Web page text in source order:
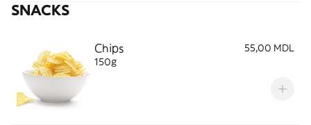
SNACKS
Chips
55,00 MDL
150g